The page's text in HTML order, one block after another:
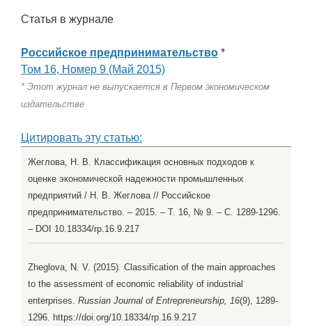
Статья в журнале
Российское предпринимательство *
Том 16, Номер 9 (Май 2015)
* Этот журнал не выпускается в Первом экономическом
издательстве
Цитировать эту статью:
Жеглова, Н. В. Классификация основных подходов к
оценке экономической надежности промышленных
предприятий / Н. В. Жеглова // Российское
предпринимательство. – 2015. – Т. 16, № 9. – С. 1289-1296.
– DOI 10.18334/rp.16.9.217
Zheglova, N. V. (2015). Classification of the main approaches
to the assessment of economic reliability of industrial
enterprises. Russian Journal of Entrepreneurship, 16(9), 1289-
1296. https://doi.org/10.18334/rp.16.9.217